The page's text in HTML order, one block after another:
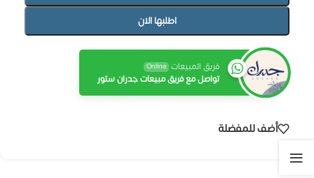
اطلبها الان
فريق المبيعات Online
تواصل مع فريق مبيعات جدران ستور
أضف للمفضلة